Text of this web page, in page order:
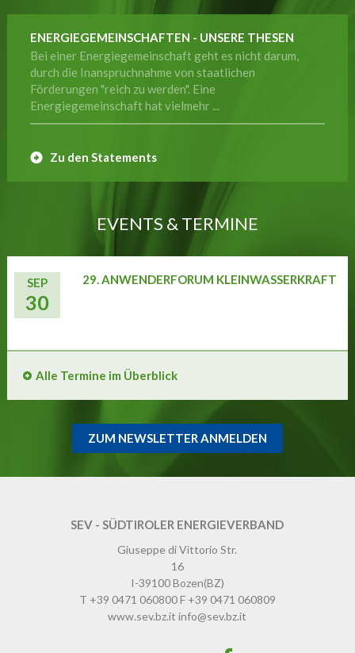
ENERGIEGEMEINSCHAFTEN - UNSERE THESEN
Bei einer Energiegemeinschaft geht es nicht darum,
durch die Inanspruchnahme von staatlichen
Förderungen "reich zu werden". Eine
Energiegemeinschaft hat vielmehr ...
Zu den Statements
EVENTS & TERMINE
SEP
30
29. ANWENDERFORUM KLEINWASSERKRAFT
Alle Termine im Überblick
ZUM NEWSLETTER ANMELDEN
SEV - SÜDTIROLER ENERGIEVERBAND
Giuseppe di Vittorio Str.
16
I-39100Bozen(BZ)
T +39 0471 060800F +39 0471 060809
www.sev.bz.it info@sev.bz.it